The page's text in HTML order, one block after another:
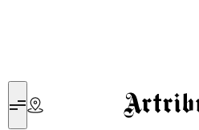
Artribune